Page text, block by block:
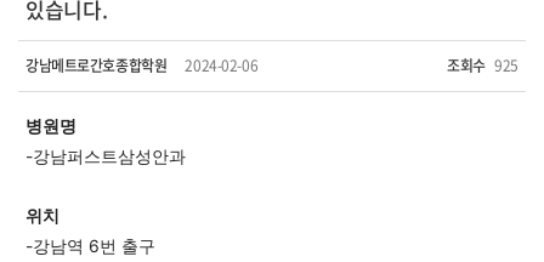
있습니다.
강남메트로간호종합학원 2024-02-06 조회수 925
병원명
-강남퍼스트삼성안과
위치
-강남역 6번 출구